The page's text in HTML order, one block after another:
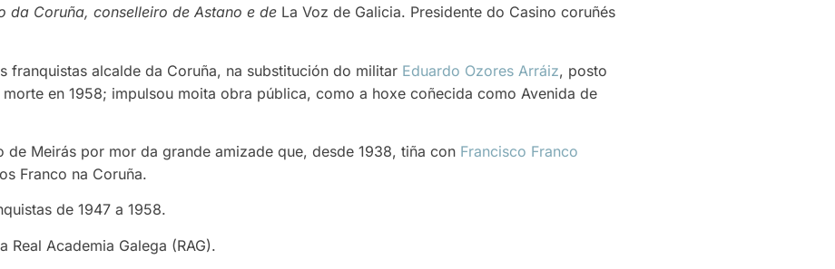
da Coruña, conselleiro de Astano e de La Voz de Galicia. Presidente do Casino coruñés
franquistas alcalde da Coruña, na substitución do militar Eduardo Ozores Arráiz, posto
en 1958; impulsou moita obra pública, como a hoxe coñecida como Avenida de
de Meirás por mor da grande amizade que, desde 1938, tiña con Francisco Franco
Franco na Coruña.
de 1947 a 1958.
Real Academia Galega (RAG).